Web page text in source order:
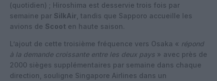
(quotidien) ; Hiroshima est desservie trois fois par
semaine par SilkAir , tandis que Sapporo accueille les
avions de Scoot en haute saison.
L’ajout de cette troisième fréquence vers Osaka « répond
à la demande croissante entre les deux pays » avec près de
2000 sièges supplémentaires par semaine dans chaque
direction, souligne Singapore Airlines dans un